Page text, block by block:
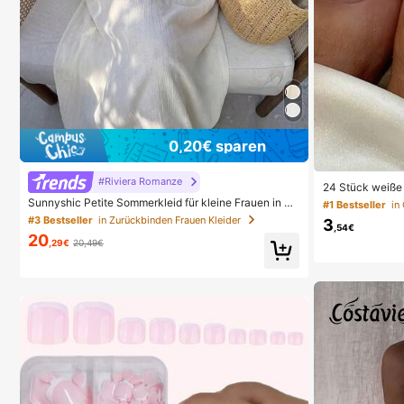
0,20€ sparen
#Riviera Romanze
Sunnyshic Petite Sommerkleid für kleine Frauen in Ap
ricot, strukturierter Stoff mit Seestern-, Muschel- und
Quastenverzierung, tiefer V-Ausschnitt, Neckholder,
A-Linie Silhouette, elegant für Strand, Hochzeit, lässi
g Wear, Büro
#3 Bestseller in Zurückbinden Frauen Kleider
20 ,29€ 20,49€
24 Stück
Fußnagelkunst
e & 1 Stück
chen Gebrauch
#1 Bestseller
3 ,54€